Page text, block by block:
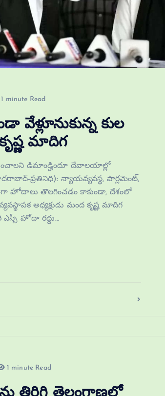
1 minute Read
కుల
మాదిగ
డిమాండ్హిందూ దేవాలయాల్లో
ప్రతినిధి): న్యాయవ్యవస్థ, పార్లమెంట్,
హోదాలు తొలగించడం కాకుండా, దేశంలో
అధ్యక్షుడు మంద కృష్ణ మాదిగ
హోదా రద్దు…
1 minute Read